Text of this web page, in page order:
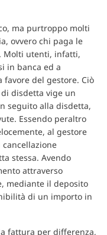
ma purtroppo molti
ovvero chi paga le
Molti utenti, infatti,
in banca ed a
del gestore. Ciò
disdetta vige un
seguito alla disdetta,
Essendo peraltro
al gestore
stessa. Avendo
attraverso
mediante il deposito
di un importo in
fattura per differenza,